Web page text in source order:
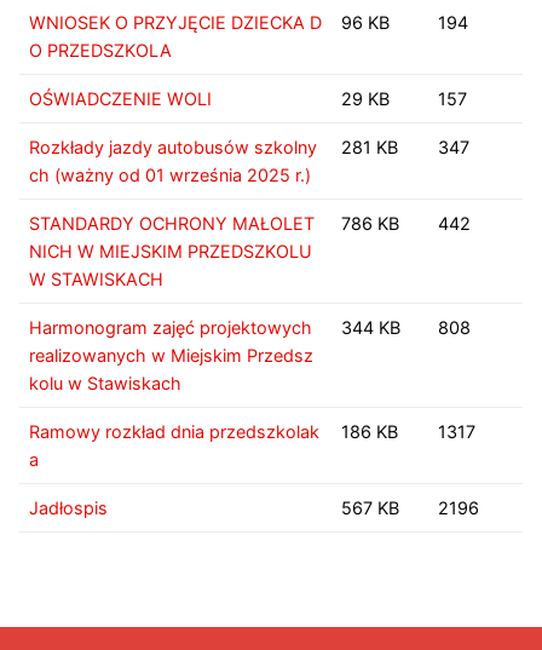
WNIOSEK O PRZYJĘCIE DZIECKA D
O PRZEDSZKOLA
96 KB 194
OŚWIADCZENIE WOLI 29 KB 157
Rozkłady jazdy autobusów szkolny
ch (ważny od 01 września 2025 r.)
281 KB 347
STANDARDY OCHRONY MAŁOLET
NICH W MIEJSKIM PRZEDSZKOLU
W STAWISKACH
786 KB 442
Harmonogram zajęć projektowych
realizowanych w Miejskim Przedsz
kolu w Stawiskach
344 KB 808
Ramowy rozkład dnia przedszkolak
a
186 KB 1317
Jadłospis 567 KB 2196